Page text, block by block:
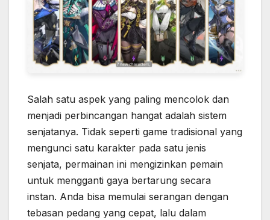
Salah satu aspek yang paling mencolok dan
menjadi perbincangan hangat adalah sistem
senjatanya. Tidak seperti game tradisional yang
mengunci satu karakter pada satu jenis
senjata, permainan ini mengizinkan pemain
untuk mengganti gaya bertarung secara
instan. Anda bisa memulai serangan dengan
tebasan pedang yang cepat, lalu dalam